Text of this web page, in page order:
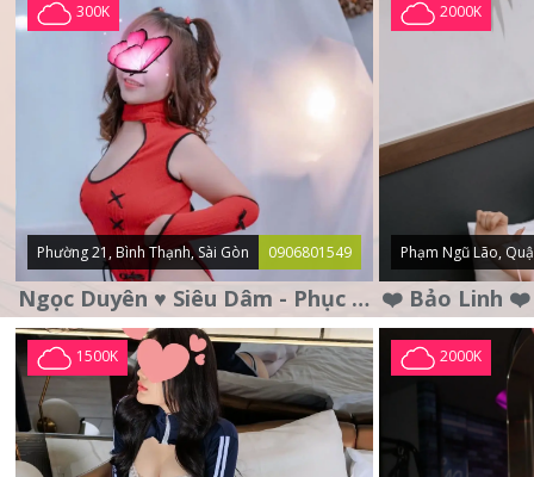
300K
Phường 21, Bình Thạnh, Sài Gòn 0906801549
Ngọc Duyên ♥️ Siêu Dâm - Phục Vụ Tận Tình - Chu Đáo
2000K
Phạm Ngũ Lão,
1500K 2000K